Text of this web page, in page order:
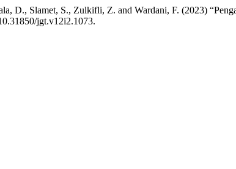
D., Slamet, S., Zulkifli, Z. and Wardani, F. (2023)
jgt.v12i2.1073.